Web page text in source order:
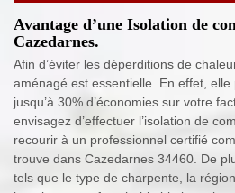
Avantage d’une Isolation de
Cazedarnes.
Afin d’éviter les déperditions de
aménagé est essentielle. En effet,
jusqu’à 30% d’économies sur votre
envisagez d’effectuer l’isolation de
recourir à un professionnel certifié
trouve dans Cazedarnes 34460. De
tels que le type de charpente, la